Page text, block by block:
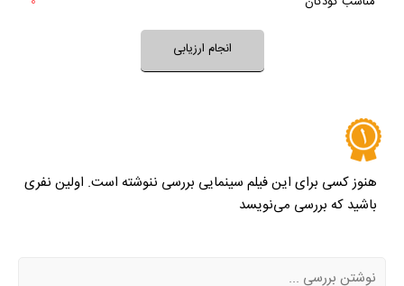
نظر خود را ثبت کنید
انجام ارزیابی
هنوز کسی برای این فیلم سینمایی بررسی ننوشته است. اولین نفری
باشید که بررسی می‌نویسد